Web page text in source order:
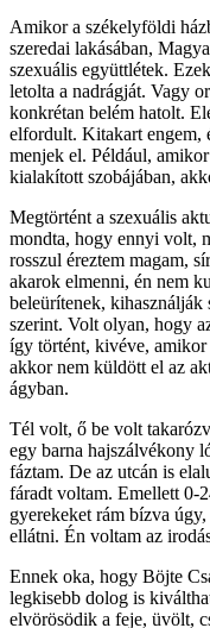
Amikor a székelyföldi
szeredai lakásában,
szexuális együttlétek.
letolta a nadrágját. Vagy
konkrétan belém hatolt.
elfordult. Kitakart engem,
menjek el. Például,
kialakított szobájában,
Megtörtént a szexuális
mondta, hogy ennyi volt,
rosszul éreztem magam,
akarok elmenni, én nem
beleürítenek, kihasználják
szerint. Volt olyan, hogy
így történt, kivéve, amikor
akkor nem küldött el az
ágyban.
Tél volt, ő be volt
egy barna hajszálvékony
fáztam. De az utcán is
fáradt voltam. Emellett 0-
gyerekeket rám bízva
ellátni. Én voltam az
Ennek oka, hogy Böjte
legkisebb dolog is
elvörösödik a feje, üvölt,